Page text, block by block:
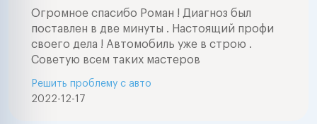
Огромное спасибо Роман ! Диагноз был
поставлен в две минуты . Настоящий профи
своего дела ! Автомобиль уже в строю .
Советую всем таких мастеров
2022-12-17
Решить проблему с авто